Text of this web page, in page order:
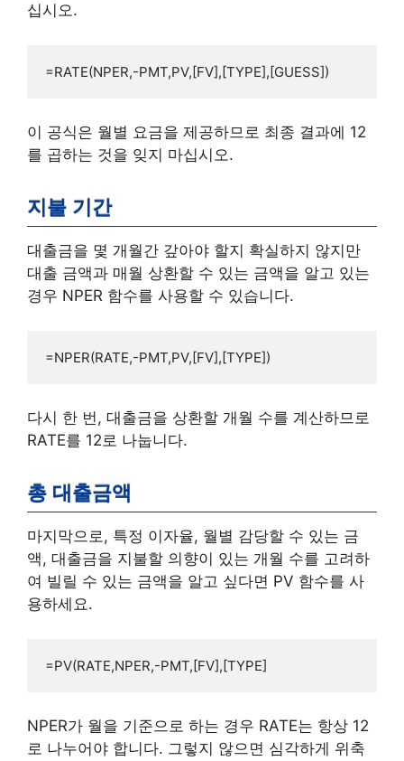
십시오.
=RATE(NPER,-PMT,PV,[FV],[TYPE],[GUESS])
이 공식은 월별 요금을 제공하므로 최종 결과에 12
를 곱하는 것을 잊지 마십시오.
지불 기간
대출금을 몇 개월간 갚아야 할지 확실하지 않지만
대출 금액과 매월 상환할 수 있는 금액을 알고 있는
경우 NPER 함수를 사용할 수 있습니다.
=NPER(RATE,-PMT,PV,[FV],[TYPE])
다시 한 번, 대출금을 상환할 개월 수를 계산하므로
RATE를 12로 나눕니다.
총 대출금액
마지막으로, 특정 이자율, 월별 감당할 수 있는 금
액, 대출금을 지불할 의향이 있는 개월 수를 고려하
여 빌릴 수 있는 금액을 알고 싶다면 PV 함수를 사
용하세요.
=PV(RATE,NPER,-PMT,[FV],[TYPE]
NPER가 월을 기준으로 하는 경우 RATE는 항상 12
로 나누어야 합니다. 그렇지 않으면 심각하게 위축